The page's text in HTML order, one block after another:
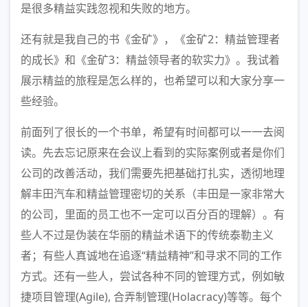
是很多精益实践忽视和失败的地方。
还有就是我自己的书《金矿》，《金矿2：精益管理者
的成长》和《金矿3：精益领导者的软实力》。我试着
展示精益的旅程是怎么样的，也希望可以和大家分享一
些经验。
前面列了很长的一个书单，希望有时间都可以一一去阅
读。先去忘记原来在会议上看到的实际案例或者是你们
公司的改善活动，我们需要先把基础打扎实，透彻地理
解丰田汽车和精益管理密切的关系（丰田是一家非常大
的公司，里面的员工也不一定可以百分百的理解）。有
些人不过是伪装在华丽的精益术语下的传统泰勒主义
者；有些人真诚地在追逐“精益精神”和寻求不同的工作
方式。还有一些人，尝试各种不同的管理方式，例如敏
捷项目管理(Agile), 合弄制管理(Holacracy)等等。每个